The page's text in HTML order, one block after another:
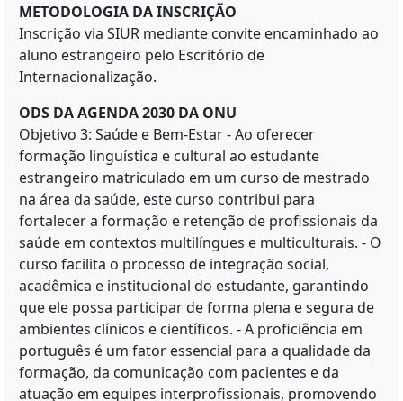
METODOLOGIA DA INSCRIÇÃO
Inscrição via SIUR mediante convite encaminhado ao
aluno estrangeiro pelo Escritório de
Internacionalização.
ODS DA AGENDA 2030 DA ONU
Objetivo 3: Saúde e Bem-Estar - Ao oferecer
formação linguística e cultural ao estudante
estrangeiro matriculado em um curso de mestrado
na área da saúde, este curso contribui para
fortalecer a formação e retenção de profissionais da
saúde em contextos multilíngues e multiculturais. - O
curso facilita o processo de integração social,
acadêmica e institucional do estudante, garantindo
que ele possa participar de forma plena e segura de
ambientes clínicos e científicos. - A proficiência em
português é um fator essencial para a qualidade da
formação, da comunicação com pacientes e da
atuação em equipes interprofissionais, promovendo